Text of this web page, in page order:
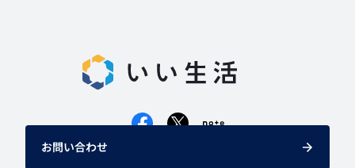
お問い合わせ